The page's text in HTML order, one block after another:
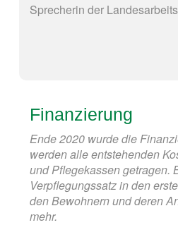
Sprecherin der
Finanzierung
Ende 2020 wurde die
werden alle entstehenden
und Pflegekassen getragen.
Verpflegungssatz in den
den Bewohnern und deren
mehr.